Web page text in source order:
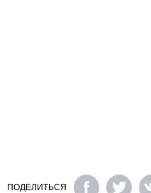
ПОДЕЛИТЬСЯ